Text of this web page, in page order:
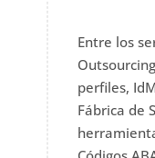
Entre los
perfiles,
Fábrica de